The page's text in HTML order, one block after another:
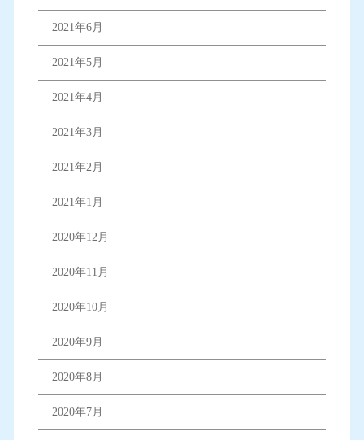
2021年6月
2021年5月
2021年4月
2021年3月
2021年2月
2021年1月
2020年12月
2020年11月
2020年10月
2020年9月
2020年8月
2020年7月